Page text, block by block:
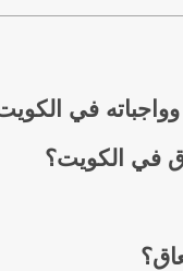
في
في الكويت؟